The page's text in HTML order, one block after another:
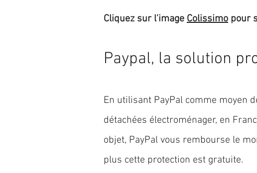
Cliquez sur l'image Colissimo pour
Paypal, la solution
En utilisant PayPal comme moyen
détachées électroménager, en
objet, PayPal vous rembourse le
plus cette protection est gratuite.